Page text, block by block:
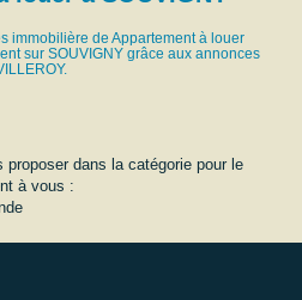
immobilière de Appartement à louer
sur SOUVIGNY grâce aux annonces
dans la catégorie pour le
à vous :